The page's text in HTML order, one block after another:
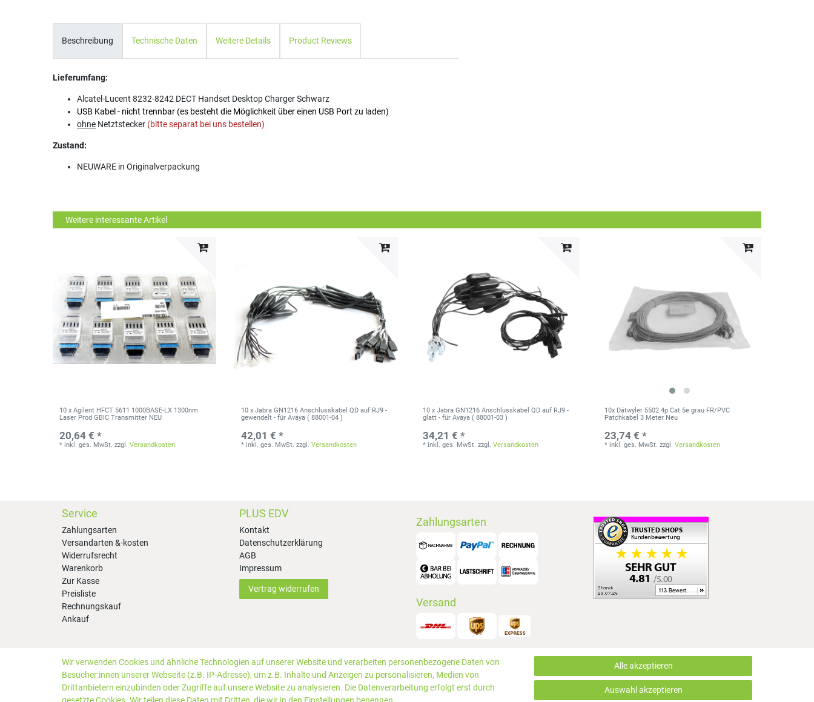
Beschreibung Technische Daten Weitere Details Product Reviews
Lieferumfang:
Alcatel-Lucent 8232-8242 DECT Handset Desktop Charger Schwarz
USB Kabel - nicht trennbar (es besteht die Möglichkeit über einen USB Port zu laden)
ohne Netztstecker (bitte separat bei uns bestellen)
Zustand:
NEUWARE in Originalverpackung
Weitere interessante Artikel
10 x Agilent HFCT 5611 1000BASE-LX 1300nm
Laser Prod GBIC Transmitter NEU
20,64 € *
* inkl. ges. MwSt. zzgl.Versandkosten
10 x Jabra GN1216 Anschlusskabel QD auf RJ9 -
gewendelt - für Avaya ( 88001-04 )
42,01 € *
* inkl. ges. MwSt. zzgl.Versandkosten
10 x Jabra GN1216 Anschlusskabel QD auf RJ9 -
glatt - für Avaya ( 88001-03 )
34,21 € *
* inkl. ges. MwSt. zzgl.Versandkosten
10x Dätwyler 5502 4p Cat 5e grau FR/PVC
Patchkabel 3 Meter Neu
23,74 € *
* inkl. ges. MwSt. zzgl.Versandkosten
Service
Zahlungsarten
Versandarten &-kosten
Widerrufsrecht
Warenkorb
Zur Kasse
Preisliste
Rechnungskauf
Ankauf
PLUS EDV
Kontakt
Datenschutzerklärung
AGB
Impressum
Vertrag widerrufen
Zahlungsarten
Versand
*Alle Preise inkl. gesetzlicher MwSt. zzgl. Versandkosten
© 2019 PLUS EDV OHG | Alle Rechte vorbehalten | webshop by
Kundenbewertungen von Trusted Shops:4.99bei25 Bewertungen
Wir verwenden Cookies und ähnliche Technologien auf unserer Website und verarbeiten personenbezogene Daten von
Besucher:innen unserer Webseite (z.B. IP-Adresse), um z.B. Inhalte und Anzeigen zu personalisieren, Medien von
Drittanbietern einzubinden oder Zugriffe auf unsere Website zu analysieren. Die Datenverarbeitung erfolgt erst durch
Alle akzeptieren
Auswahl akzeptieren